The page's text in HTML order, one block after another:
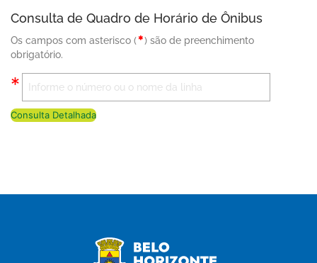
Consulta de Quadro de Horário de Ônibus
Os campos com asterisco (
) são de preenchimento
obrigatório.
Consulta Detalhada